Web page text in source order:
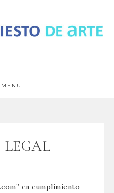
MENU
LEGAL
en cumplimiento